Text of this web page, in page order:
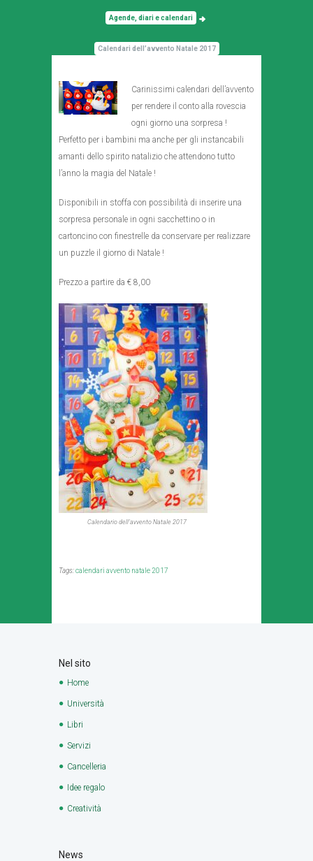
Agende, diari e calendari
Calendari dell’avvento Natale 2017
Carinissimi calendari dell’avvento
per rendere il conto alla rovescia
ogni giorno una sorpresa !
Perfetto per i bambini ma anche per gli instancabili
amanti dello spirito natalizio che attendono tutto
l’anno la magia del Natale !
Disponibili in stoffa con possibilità di inserire una
sorpresa personale in ogni sacchettino o in
cartoncino con finestrelle da conservare per realizzare
un puzzle il giorno di Natale !
Prezzo a partire da € 8,00
Calendario dell’avvento Natale 2017
Tags:calendari avvento natale 2017
Nel sito
Home
Università
Libri
Servizi
Cancelleria
Idee regalo
Creatività
News